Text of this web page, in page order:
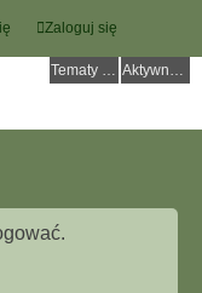
Zaloguj się
Tematy bez odpowiedzi Aktywne tematy